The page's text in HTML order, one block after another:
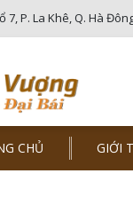
P. La Khê, Q. Hà
CHỦ GIỚI